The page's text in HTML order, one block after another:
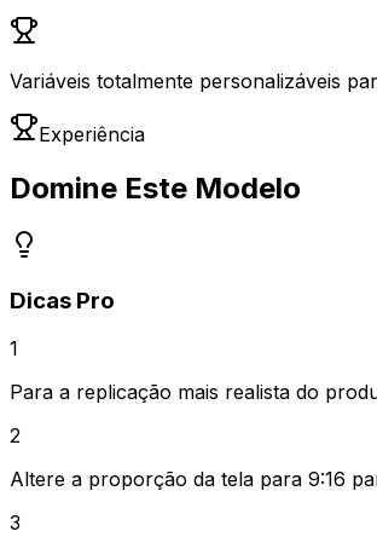
Variáveis totalmente personalizáveis
Experiência
Domine Este Modelo
Dicas Pro
1
Para a replicação mais realista do
2
Altere a proporção da tela para 9:16
3